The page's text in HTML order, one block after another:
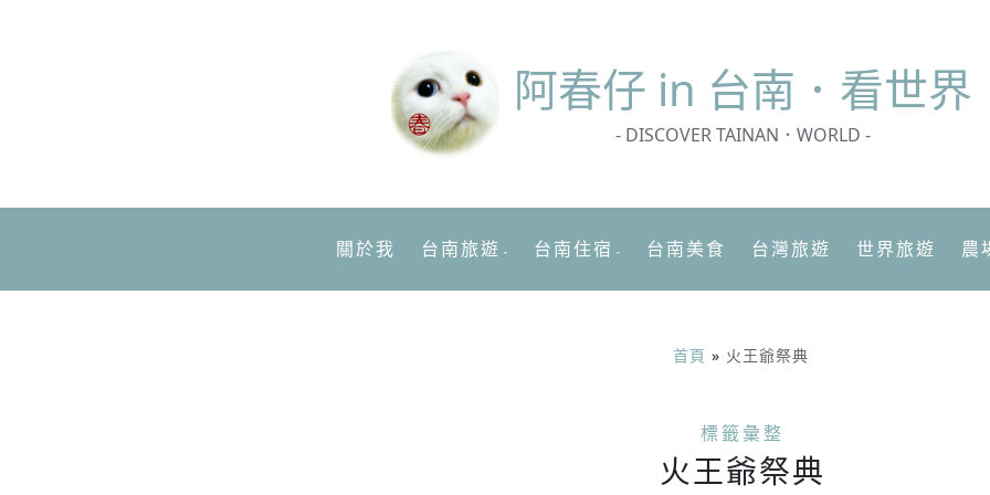
阿春仔 in 台南．看世界
- DISCOVER TAINAN．WORLD -
關於我 台南旅遊 台南住宿 台南美食 台灣旅遊 世界旅遊 農
首頁 » 火王爺祭典
標籤彙整
火王爺祭典